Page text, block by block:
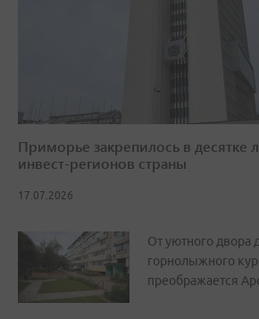
Приморье закрепилось в десятке
инвест-регионов страны
17.07.2026
От уютного двора
горнолыжного
преображается